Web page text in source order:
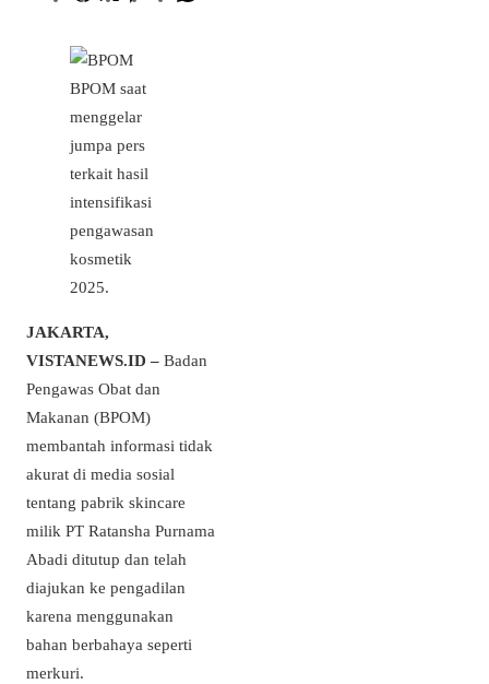
BPOM saat
menggelar
jumpa pers
terkait hasil
intensifikasi
pengawasan
kosmetik
2025.
JAKARTA,
VISTANEWS.ID – Badan
Pengawas Obat dan
Makanan (BPOM)
membantah informasi tidak
akurat di media sosial
tentang pabrik skincare
milik PT Ratansha Purnama
Abadi ditutup dan telah
diajukan ke pengadilan
karena menggunakan
bahan berbahaya seperti
merkuri.